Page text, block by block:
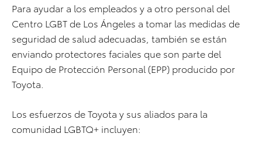
Para ayudar a los empleados y a otro personal del
Centro LGBT de Los Ángeles a tomar las medidas de
seguridad de salud adecuadas, también se están
enviando protectores faciales que son parte del
Equipo de Protección Personal (EPP) producido por
Toyota.
Los esfuerzos de Toyota y sus aliados para la
comunidad LGBTQ+ incluyen: